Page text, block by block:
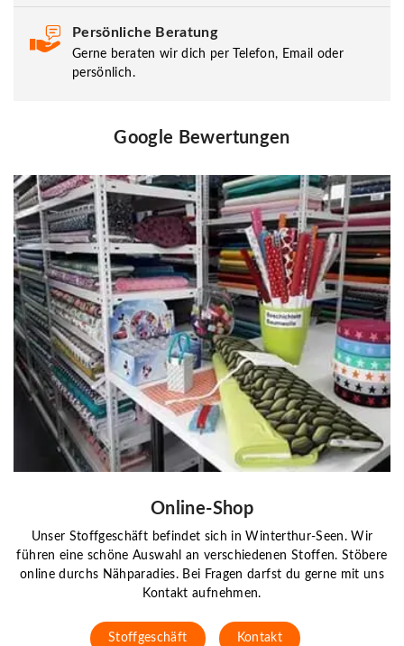
Persönliche Beratung
Gerne beraten wir dich per Telefon, Email oder
persönlich.
Google Bewertungen
Online-Shop
Unser Stoffgeschäft befindet sich in Winterthur-Seen. Wir
führen eine schöne Auswahl an verschiedenen Stoffen. Stöbere
online durchs Nähparadies. Bei Fragen darfst du gerne mit uns
Kontakt aufnehmen.
Stoffgeschäft Kontakt